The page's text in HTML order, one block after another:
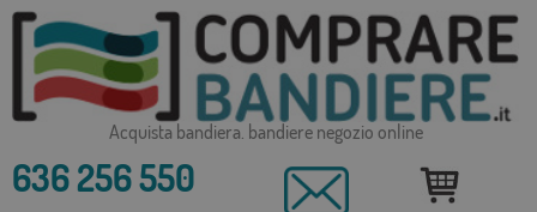
Acquista bandiera. bandiere negozio online
636 256 550